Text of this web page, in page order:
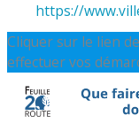
https://
Cliquer sur le lien
effectuer vos